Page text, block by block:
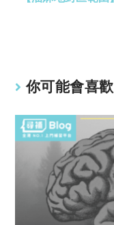
你可能會喜歡